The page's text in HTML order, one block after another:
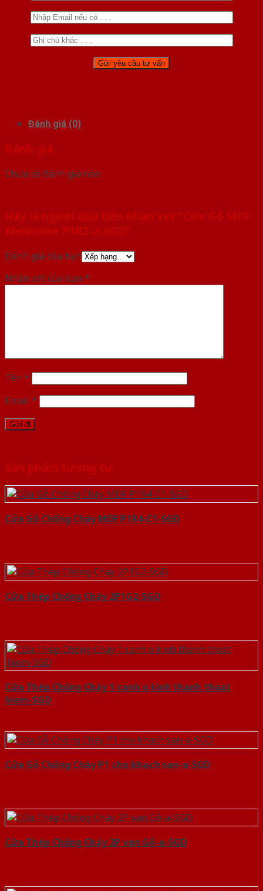
Đánh giá (0)
Đánh giá
Chưa có đánh giá nào.
Hãy là người đầu tiên nhận xét “Cửa Gỗ MDF
Melamine P1R2-2-SGD”
Đánh giá của bạn
Nhận xét của bạn *
Tên *
Email *
Sản phẩm tương tự
Cửa Gỗ Chống Cháy MDF P1R4-C1-SGD
Cửa Thép Chống Cháy 2P1G2-SGD
Cửa Thép Chống Cháy 1 canh o kinh thanh thoat
hiem-SGD
Cửa Gỗ Chống Cháy P1 cho khach san-a-SGD
Cửa Thép Chống Cháy 2P van Gỗ-a-SGD